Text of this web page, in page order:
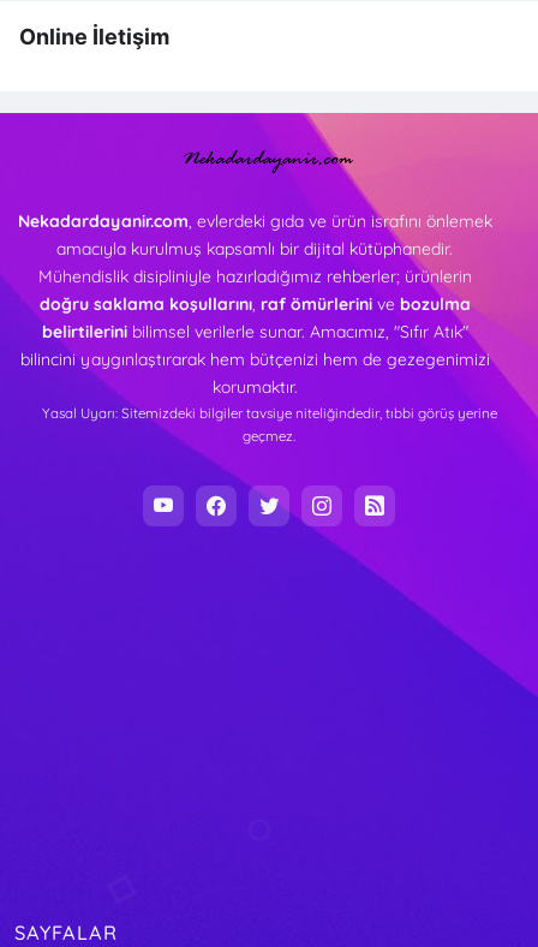
Online İletişim
Nekadardayanir.com, evlerdeki gıda ve ürün israfını önlemek
amacıyla kurulmuş kapsamlı bir dijital kütüphanedir.
Mühendislik disipliniyle hazırladığımız rehberler; ürünlerin
doğru saklama koşullarını, raf ömürlerinive bozulma
belirtilerinibilimsel verilerle sunar. Amacımız, "Sıfır Atık"
bilincini yaygınlaştırarak hem bütçenizi hem de gezegenimizi
korumaktır.
Yasal Uyarı: Sitemizdeki bilgiler tavsiye niteliğindedir, tıbbi görüş yerine
geçmez.
SAYFALAR